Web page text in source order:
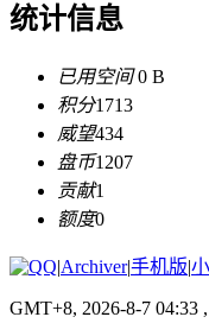
统计信息
已用空间0 B
积分1713
威望434
盘币1207
贡献1
额度0
|Archiver|手机版|
GMT+8, 2026-8-7 04:33